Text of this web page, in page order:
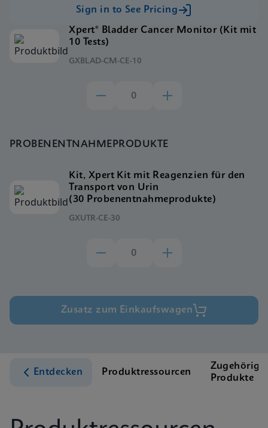
Sign in to See Pricing
Xpert® Bladder Cancer Monitor (Kit mit
10 Tests)
GXBLAD-CM-CE-10
PROBENENTNAHMEPRODUKTE
Kit, Xpert Kit mit Reagenzien für den
Transport von Urin
(30 Probenentnahmeprodukte)
GXUTR-CE-30
Zusatz zum Einkaufswagen
Entdecken Produktressourcen
Zugehörige
Produkte